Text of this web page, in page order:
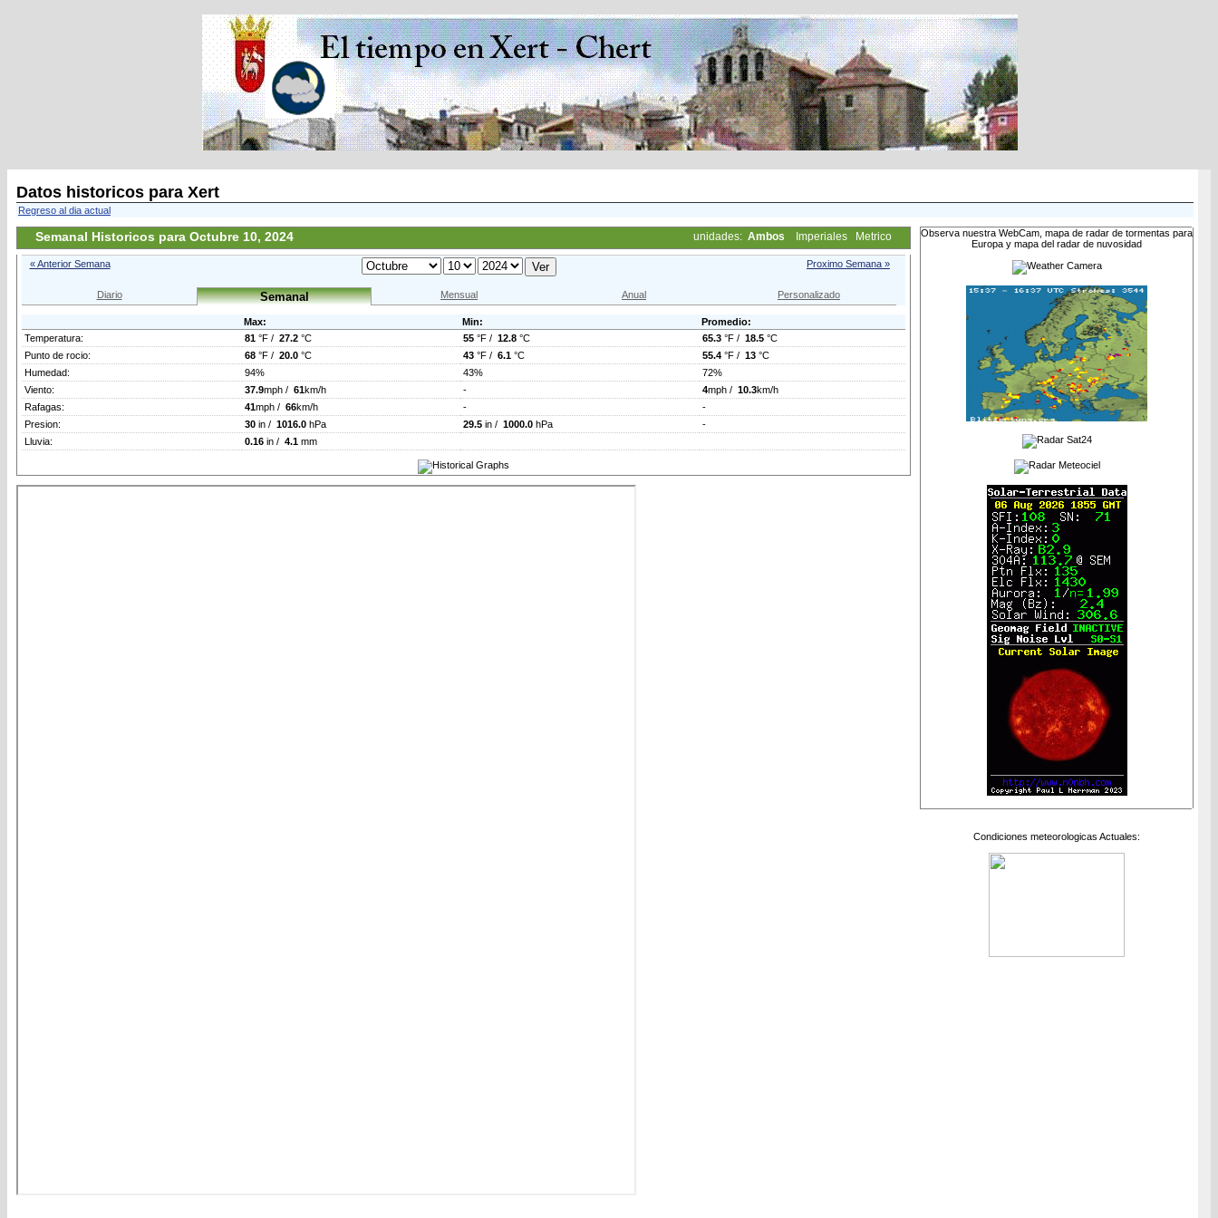
Datos historicos para Xert
Regreso al dia actual
Semanal Historicos para Octubre 10, 2024 unidades: Ambos Imperiales Metrico
« Anterior Semana Proximo Semana »
Diario Semanal Mensual Anual Personalizado
Max: Min:
Promedio:
Temperatura:
81 °F / 27.2 °C 55 °F / 12.8 °C 65.3 °F / 18.5 °C
Punto de rocio:
68 °F / 20.0 °C 43 °F / 6.1 °C 55.4 °F / 13 °C
Humedad:
94% 43%
72%
Viento:
37.9mph / 61km/h - 4mph / 10.3km/h
Rafagas:
41mph / 66km/h -
-
Presion:
30 in / 1016.0 hPa 29.5 in / 1000.0 hPa
-
Lluvia:
0.16 in / 4.1 mm
Observa nuestra WebCam, mapa de radar de tormentas para
Europa y mapa del radar de nuvosidad
Condiciones meteorologicas Actuales: